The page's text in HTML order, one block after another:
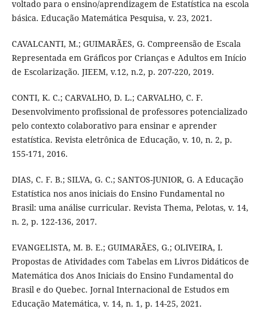
voltado para o ensino/aprendizagem de Estatística na escola
básica. Educação Matemática Pesquisa, v. 23, 2021.
CAVALCANTI, M.; GUIMARÃES, G. Compreensão de Escala
Representada em Gráficos por Crianças e Adultos em Início
de Escolarização. JIEEM, v.12, n.2, p. 207-220, 2019.
CONTI, K. C.; CARVALHO, D. L.; CARVALHO, C. F.
Desenvolvimento profissional de professores potencializado
pelo contexto colaborativo para ensinar e aprender
estatística. Revista eletrônica de Educação, v. 10, n. 2, p.
155-171, 2016.
DIAS, C. F. B.; SILVA, G. C.; SANTOS-JUNIOR, G. A Educação
Estatística nos anos iniciais do Ensino Fundamental no
Brasil: uma análise curricular. Revista Thema, Pelotas, v. 14,
n. 2, p. 122-136, 2017.
EVANGELISTA, M. B. E.; GUIMARÃES, G.; OLIVEIRA, I.
Propostas de Atividades com Tabelas em Livros Didáticos de
Matemática dos Anos Iniciais do Ensino Fundamental do
Brasil e do Quebec. Jornal Internacional de Estudos em
Educação Matemática, v. 14, n. 1, p. 14-25, 2021.